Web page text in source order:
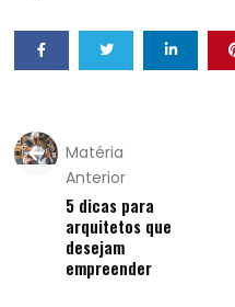
Matéria
Anterior
5 dicas para
arquitetos que
desejam
empreender